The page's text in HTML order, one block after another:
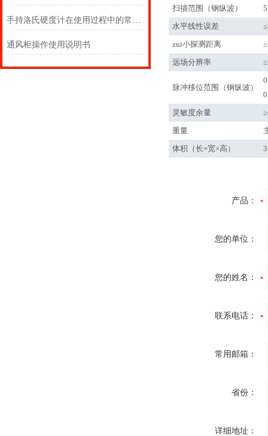
手持洛氏硬度计在使用过程中的常见问题相应解决方法分享
通风柜操作使用说明书
扫描范围（钢纵波）
水平线性误差
zui小探测距离
远场分辨率
脉冲移位范围（钢纵波）
灵敏度余量
重量
体积（长×宽×高）
产品：
您的单位：
您的姓名：
联系电话：
常用邮箱：
省份：
详细地址：